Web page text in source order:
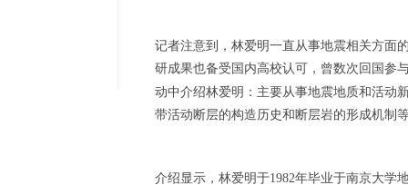
记者注意到，林爱明一直从事地震相关方面
研成果也备受国内高校认可，曾数次回国参
动中介绍林爱明：主要从事地震地质和活动
带活动断层的构造历史和断层岩的形成机制
介绍显示，林爱明于1982年毕业于南京大学